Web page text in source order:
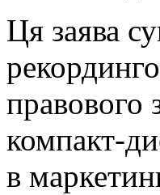
Ця заява
правового
компакт-
в